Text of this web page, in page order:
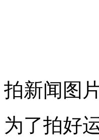
拍新闻图
为了拍好